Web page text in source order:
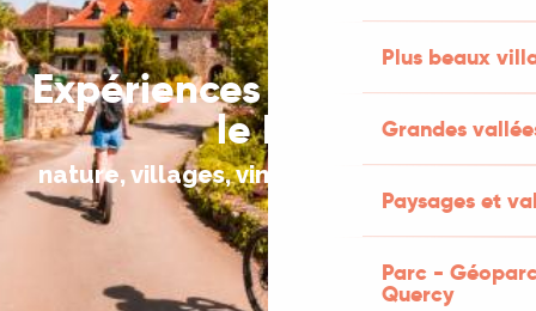
Plus beaux
Grandes
Paysages et
Parc -
Quercy
Expériences à vivre dans
le Lot
nature, villages, vin & micro-aventures